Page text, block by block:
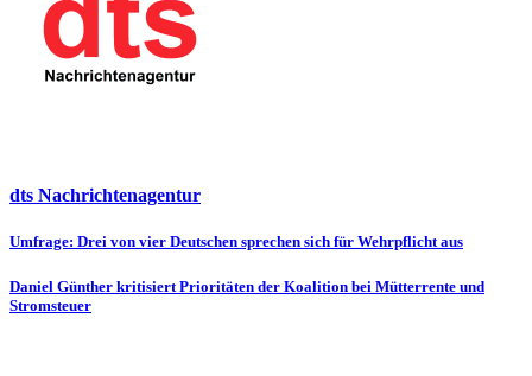
dts Nachrichtenagentur
Beitragsnavigation
Umfrage: Drei von vier Deutschen sprechen sich für Wehrpflicht aus
Daniel Günther kritisiert Prioritäten der Koalition bei Mütterrente und
Stromsteuer